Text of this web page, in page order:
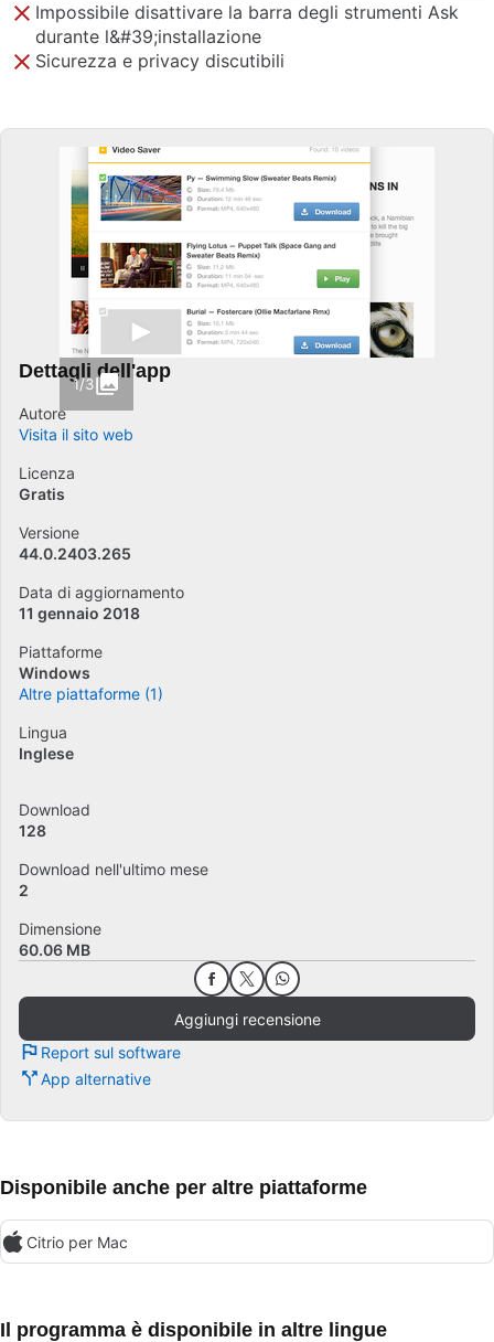
Impossibile disattivare la barra degli strumenti Ask
durante l&#39;installazione
Sicurezza e privacy discutibili
1/3
Dettagli dell'app
Autore
Visita il sito web
Licenza
Gratis
Versione
44.0.2403.265
Data di aggiornamento
11 gennaio 2018
Piattaforme
Windows
Altre piattaforme (1)
Lingua
Inglese
Download
128
Download nell'ultimo mese
2
Dimensione
60.06 MB
Aggiungi recensione
Report sul software
App alternative
Disponibile anche per altre piattaforme
Citrio per Mac
Il programma è disponibile in altre lingue